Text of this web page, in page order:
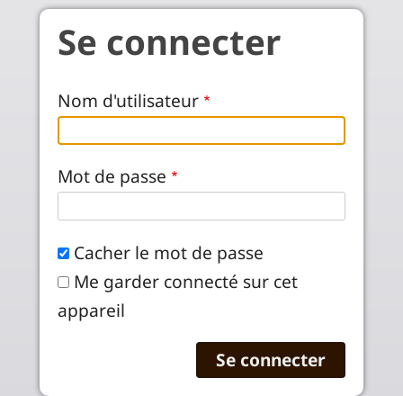
Aller au contenu principal
Se connecter
Nom d'utilisateur
Mot de passe
Cacher le mot de passe
Me garder connecté sur cet
appareil